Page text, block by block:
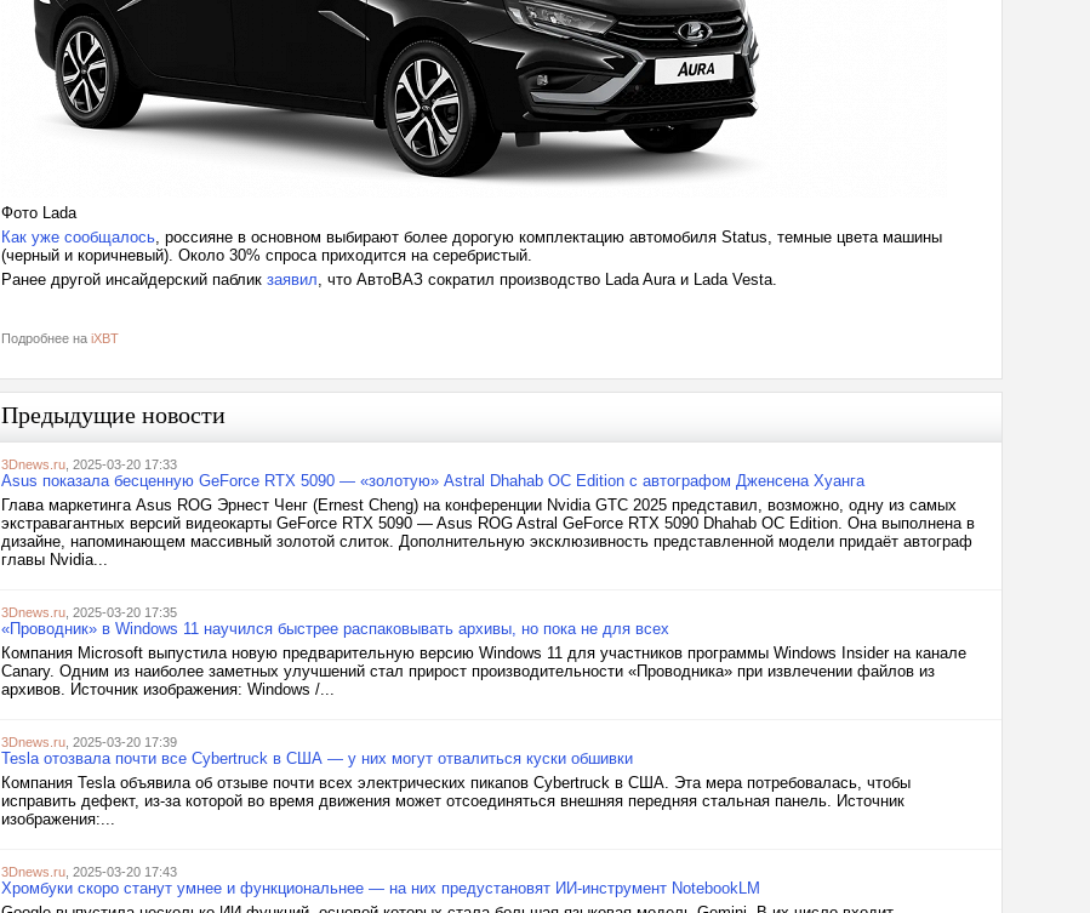
Фото Lada
Как уже сообщалось, россияне в основном выбирают более дорогую комплектацию автомобиля Status, темные цвета машины
(черный и коричневый). Около 30% спроса приходится на серебристый.
Ранее другой инсайдерский паблик заявил, что АвтоВАЗ сократил производство Lada Aura и Lada Vesta.
Подробнее на iXBT
Предыдущие новости
3Dnews.ru , 2025-03-20 17:33
Asus показала бесценную GeForce RTX 5090 — «золотую» Astral Dhahab OC Edition с автографом Дженсена Хуанга
Глава маркетинга Asus ROG Эрнест Ченг (Ernest Cheng) на конференции Nvidia GTC 2025 представил, возможно, одну из самых
экстравагантных версий видеокарты GeForce RTX 5090 — Asus ROG Astral GeForce RTX 5090 Dhahab OC Edition. Она выполнена в
дизайне, напоминающем массивный золотой слиток. Дополнительную эксклюзивность представленной модели придаёт автограф
главы Nvidia...
3Dnews.ru , 2025-03-20 17:35
«Проводник» в Windows 11 научился быстрее распаковывать архивы, но пока не для всех
Компания Microsoft выпустила новую предварительную версию Windows 11 для участников программы Windows Insider на канале
Canary. Одним из наиболее заметных улучшений стал прирост производительности «Проводника» при извлечении файлов из
архивов. Источник изображения: Windows /...
3Dnews.ru , 2025-03-20 17:39
Tesla отозвала почти все Cybertruck в США — у них могут отвалиться куски обшивки
Компания Tesla объявила об отзыве почти всех электрических пикапов Cybertruck в США. Эта мера потребовалась, чтобы
исправить дефект, из-за которой во время движения может отсоединяться внешняя передняя стальная панель. Источник
изображения:...
3Dnews.ru , 2025-03-20 17:43
Хромбуки скоро станут умнее и функциональнее — на них предустановят ИИ-инструмент NotebookLM